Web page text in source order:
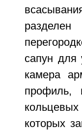
сапун для
камера
профиль,
которых